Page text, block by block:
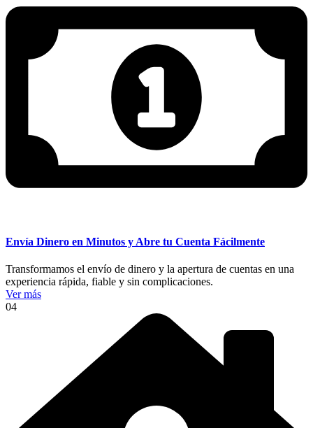
Envía Dinero en Minutos y Abre tu Cuenta Fácilmente
Transformamos el envío de dinero y la apertura de cuentas en una
experiencia rápida, fiable y sin complicaciones.
Ver más
04